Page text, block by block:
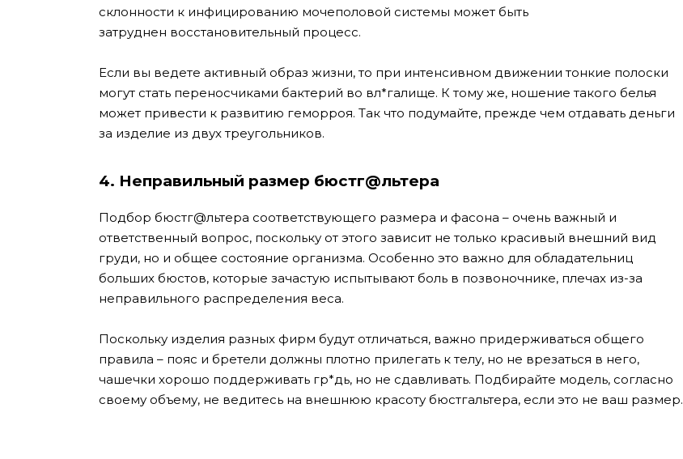
склонности к инфицированию мочеполовой системы может быть
затруднен восстановительный процесс.
Если вы ведете активный образ жизни, то при интенсивном движении тонкие полоски
могут стать переносчиками бактерий во вл*галище. К тому же, ношение такого белья
может привести к развитию геморроя. Так что подумайте, прежде чем отдавать деньги
за изделие из двух треугольников.
4. Неправильный размер бюстг@льтера
Подбор бюстг@льтера соответствующего размера и фасона – очень важный и
ответственный вопрос, поскольку от этого зависит не только красивый внешний вид
груди, но и общее состояние организма. Особенно это важно для обладательниц
больших бюстов, которые зачастую испытывают боль в позвоночнике, плечах из-за
неправильного распределения веса.
Поскольку изделия разных фирм будут отличаться, важно придерживаться общего
правила – пояс и бретели должны плотно прилегать к телу, но не врезаться в него,
чашечки хорошо поддерживать гр*дь, но не сдавливать. Подбирайте модель, согласно
своему объему, не ведитесь на внешнюю красоту бюстгальтера, если это не ваш размер.